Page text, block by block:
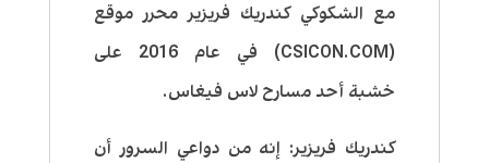
مع الشكوكي كندريك فريزير محرر موقع
(CSICON.COM) في عام 2016 على
خشبة أحد مسارح لاس فيغاس.
كندريك فريزير: إنه من دواعي السرور أن